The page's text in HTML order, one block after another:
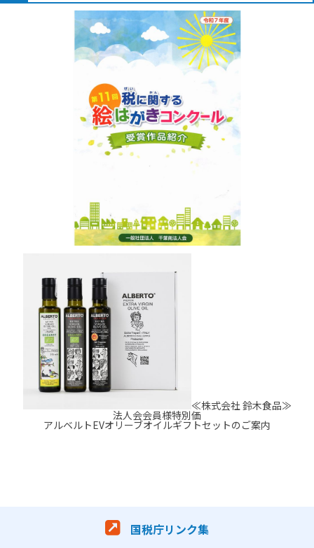
≪株式会社 鈴木食品≫
法人会会員様特別価
アルベルトEVオリーブオイルギフトセットのご案内
国税庁リンク集